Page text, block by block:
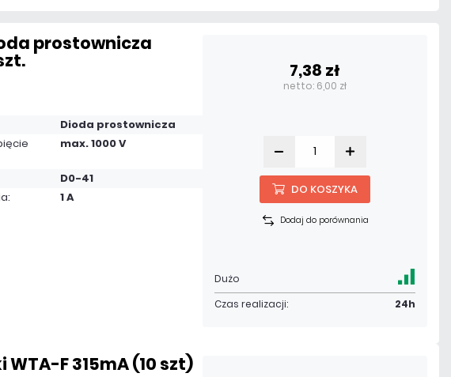
prostownicza
Dioda prostownicza
max. 1000 V
D0-41
1 A
7,38 zł
netto: 6,00 zł
DO KOSZYKA
Dodaj do porównania
Dużo
Czas realizacji:
24h
WTA-F 315mA (10 szt)